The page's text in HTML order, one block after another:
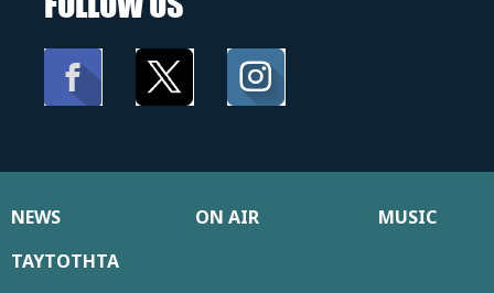
NEWS ON AIR
MUSIC
ΤΑΥΤΟΤΗΤΑ